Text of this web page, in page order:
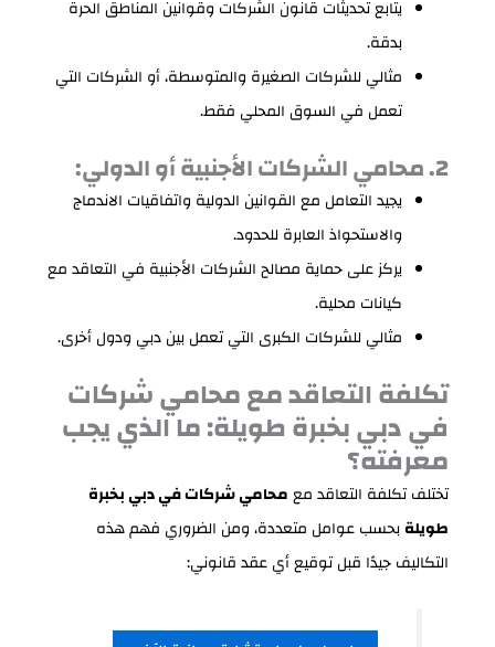
يتابع تحديثات قانون الشركات وقوانين المناطق الحرة
بدقة.
مثالي للشركات الصغيرة والمتوسطة، أو الشركات التي
تعمل في السوق المحلي فقط.
2. محامي الشركات الأجنبية أو الدولي:
يجيد التعامل مع القوانين الدولية واتفاقيات الاندماج
والاستحواذ العابرة للحدود.
يركز على حماية مصالح الشركات الأجنبية في التعاقد مع
كيانات محلية.
مثالي للشركات الكبرى التي تعمل بين دبي ودول أخرى.
تكلفة التعاقد مع محامي شركات
في دبي بخبرة طويلة: ما الذي يجب
معرفته؟
تختلف تكلفة التعاقد معمحامي شركات في دبي بخبرة
طويلةبحسب عوامل متعددة، ومن الضروري فهم هذه
التكاليف جيدًا قبل توقيع أي عقد قانوني: